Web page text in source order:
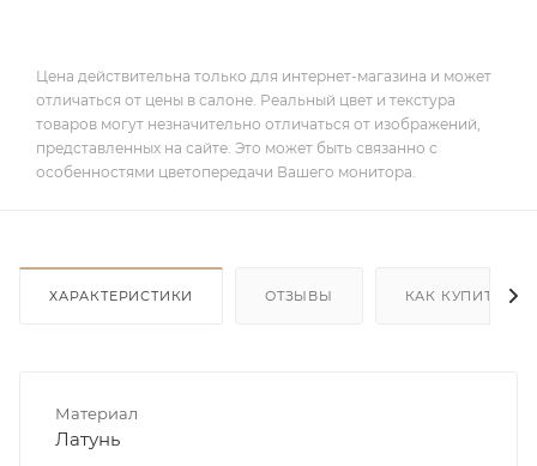
Цена действительна только для интернет-магазина и может
отличаться от цены в салоне. Реальный цвет и текстура
товаров могут незначительно отличаться от изображений,
представленных на сайте. Это может быть связанно с
особенностями цветопередачи Вашего монитора.
ХАРАКТЕРИСТИКИ ОТЗЫВЫ КАК КУПИТЬ
Материал
Латунь